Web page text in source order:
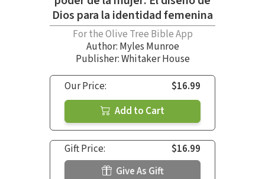
Dios para la identidad femenina
For the Olive Tree Bible App
Author: Myles Munroe
Publisher: Whitaker House
Our Price:
$16.99
Add to Cart
Gift Price:
$16.99
Give As Gift